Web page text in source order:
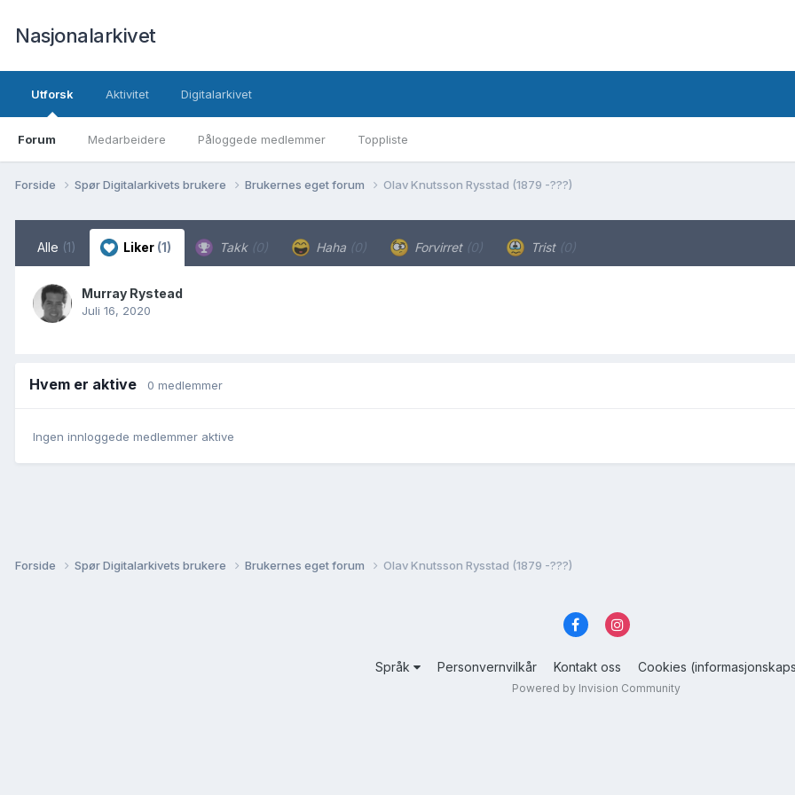
Nasjonalarkivet
Utforsk
Forum Medarbeidere Påloggede medlemmer Toppliste
Aktivitet Digitalarkivet
Forside Spør Digitalarkivets brukere Brukernes eget forum Olav Knutsson Rysstad (1879 -???)
Alle (1) Liker (1) Takk (0) Haha (0) Forvirret (0) Trist (0)
Murray Rystead
Juli 16, 2020
Hvem er aktive 0 medlemmer
Ingen innloggede medlemmer aktive
Forside Spør Digitalarkivets brukere Brukernes eget forum Olav Knutsson Rysstad (1879 -???)
Språk Personvernvilkår Kontakt oss Cookies
Powered by Invision Community